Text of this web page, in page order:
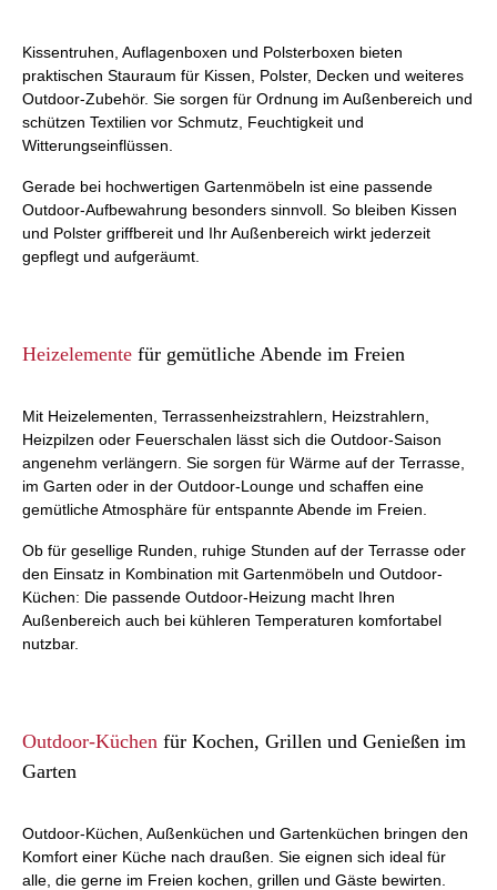
Kissentruhen, Auflagenboxen und Polsterboxen bieten
praktischen Stauraum für Kissen, Polster, Decken und weiteres
Outdoor-Zubehör. Sie sorgen für Ordnung im Außenbereich und
schützen Textilien vor Schmutz, Feuchtigkeit und
Witterungseinflüssen.
Gerade bei hochwertigen Gartenmöbeln ist eine passende
Outdoor-Aufbewahrung besonders sinnvoll. So bleiben Kissen
und Polster griffbereit und Ihr Außenbereich wirkt jederzeit
gepflegt und aufgeräumt.
Heizelemente für gemütliche Abende im Freien
Mit Heizelementen, Terrassenheizstrahlern, Heizstrahlern,
Heizpilzen oder Feuerschalen lässt sich die Outdoor-Saison
angenehm verlängern. Sie sorgen für Wärme auf der Terrasse,
im Garten oder in der Outdoor-Lounge und schaffen eine
gemütliche Atmosphäre für entspannte Abende im Freien.
Ob für gesellige Runden, ruhige Stunden auf der Terrasse oder
den Einsatz in Kombination mit Gartenmöbeln und Outdoor-
Küchen: Die passende Outdoor-Heizung macht Ihren
Außenbereich auch bei kühleren Temperaturen komfortabel
nutzbar.
Outdoor-Küchen für Kochen, Grillen und Genießen im
Garten
Outdoor-Küchen, Außenküchen und Gartenküchen bringen den
Komfort einer Küche nach draußen. Sie eignen sich ideal für
alle, die gerne im Freien kochen, grillen und Gäste bewirten.